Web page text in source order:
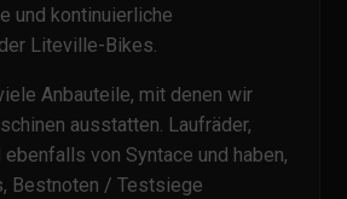
und kontinuierliche
Liteville-Bikes.
Anbauteile, mit denen wir
ausstatten. Laufräder,
ebenfalls von Syntace und haben,
Bestnoten / Testsiege